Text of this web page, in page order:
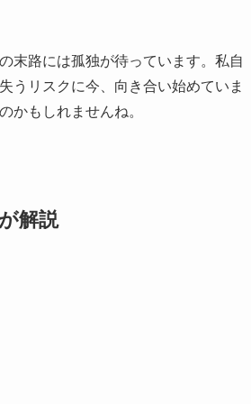
末路には孤独が待っています。私自
うリスクに今、向き合い始めていま
かもしれませんね。
解説